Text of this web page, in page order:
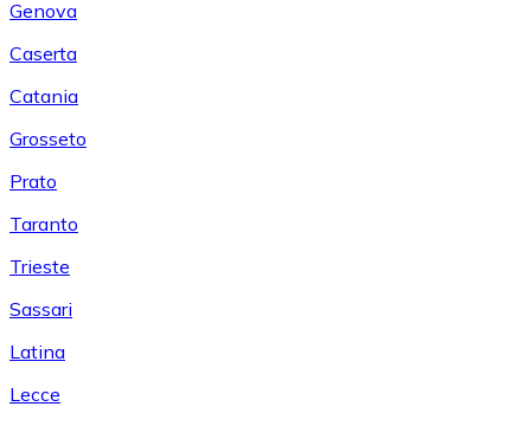
Genova
Caserta
Catania
Grosseto
Prato
Taranto
Trieste
Sassari
Latina
Lecce